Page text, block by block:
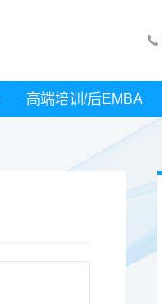
高端培训/后EMBA